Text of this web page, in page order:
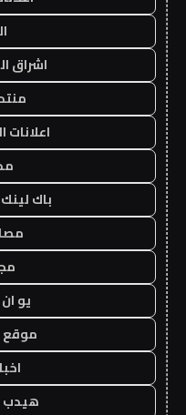
اشراق
اعلانات
باك
يو
موقع
اخبار 24
هيدب